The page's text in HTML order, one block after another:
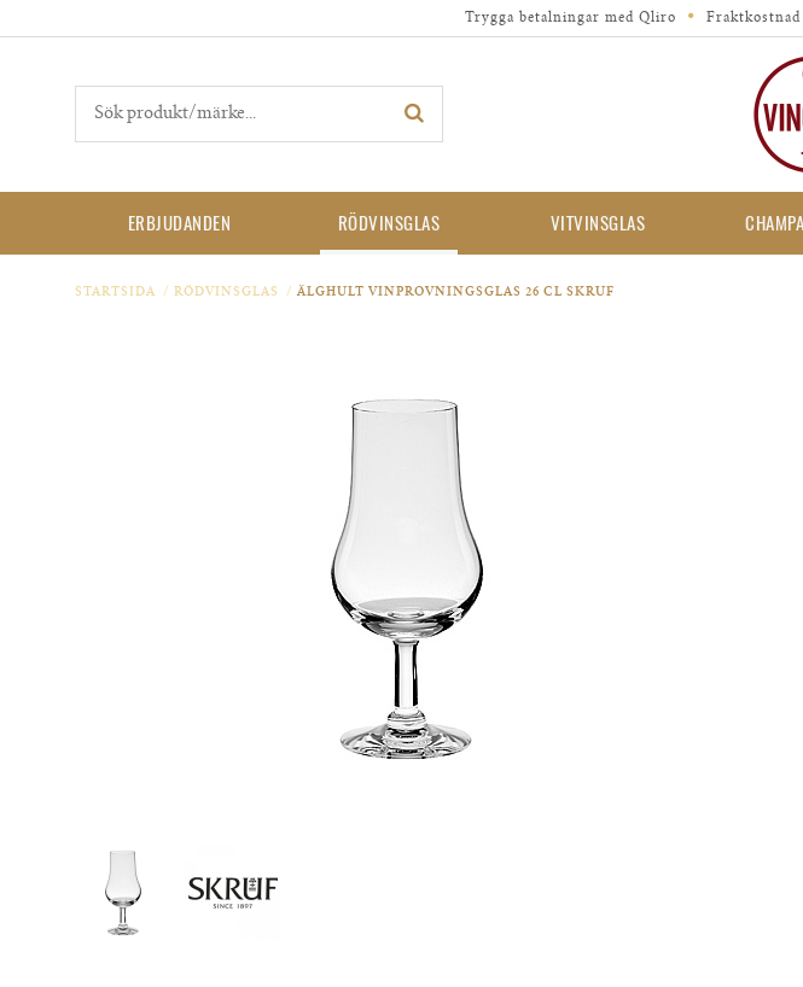
Trygga betalningar med Qliro Fraktkostnad
ERBJUDANDEN RÖDVINSGLAS VITVINSGLAS
STARTSIDA / RÖDVINSGLAS / ÄLGHULT VINPROVNINGSGLAS 26 CL SKRUF